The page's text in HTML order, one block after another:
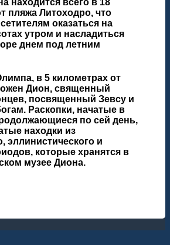
находится всего в 18
пляжа Литоходро, что
оказаться на
утром и насладиться
днем под летним
в 5 километрах от
Дион, священный
посвященный Зевсу и
Раскопки, начатые в
по сей день,
находки из
эллинистического и
которые хранятся в
музее Диона.